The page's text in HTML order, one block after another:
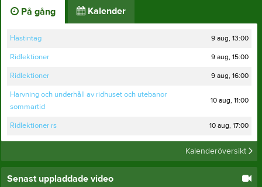
På gång Kalender
Hästintag 9 aug, 13:00
Ridlektioner 9 aug, 15:00
Ridlektioner
9 aug, 16:00
Harvning och underhåll av ridhuset och utebanor
sommartid
10 aug, 11:00
Ridlektioner rs 10 aug, 17:00
Kalenderöversikt
Senast uppladdade video